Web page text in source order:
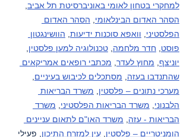
למחקרי בטחון לאומי באוניברסיטת תל אביב,
הסהר האדום הבינלאומי, הסהר האדום
הפלסטיני, וואפא סוכנות ידיעות, הוושינגטון
פוסט, חדר מלחמה, טכנולוגיה למען פלסטין,
יוניצף, מחוץ לעדר, מכתבי רופאים אמריקאים
שהתנדבו בעזה, מסתכלים לכיבוש בעיניים,
מערכי נתונים – פלסטין, משרד הבריאות
הלבנוני, משרד הבריאות הפלסטיני, משרד
הבריאות - עזה, משרד האו"ם לתאום עניינים
הומניטריים – פלסטין, עין למזרח התיכון, פעילי